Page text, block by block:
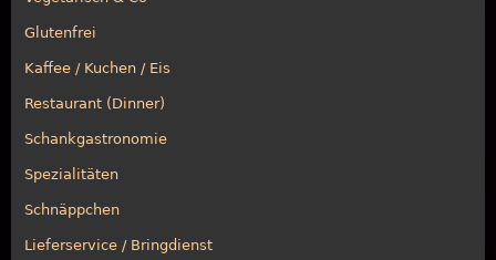
Glutenfrei
Kaffee / Kuchen / Eis
Restaurant (Dinner)
Schankgastronomie
Spezialitäten
Schnäppchen
Lieferservice / Bringdienst